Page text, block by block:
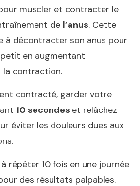
muscler et contracter le
de l’anus. Cette
à décontracter son anus pour
en augmentant
la contraction.
contracté, garder votre
10 secondes et relâchez
éviter les douleurs dues aux
répéter 10 fois en une journée
des résultats palpables.